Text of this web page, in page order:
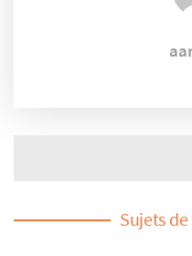
Sujets